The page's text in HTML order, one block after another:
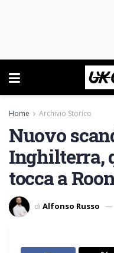
Home Archivio Storico
Nuovo
Inghilterra,
tocca a
di Alfonso Russo